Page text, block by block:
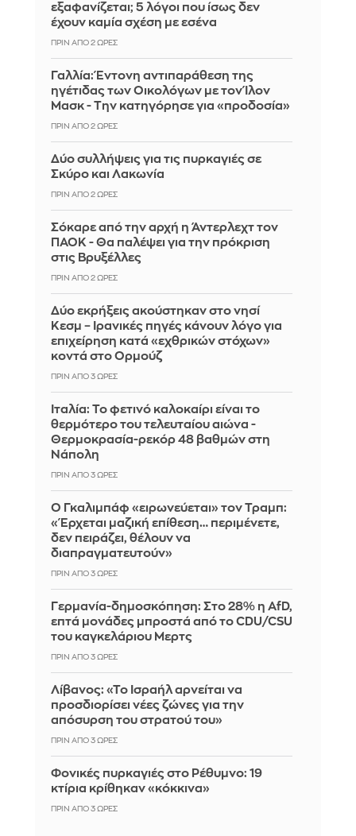
εξαφανίζεται; 5 λόγοι που ίσως δεν
έχουν καμία σχέση με εσένα
ΠΡΙΝ ΑΠΌ 2 ΏΡΕΣ
Γαλλία: Έντονη αντιπαράθεση της
ηγέτιδας των Οικολόγων με τον Ίλον
Μασκ - Την κατηγόρησε για «προδοσία»
ΠΡΙΝ ΑΠΌ 2 ΏΡΕΣ
Δύο συλλήψεις για τις πυρκαγιές σε
Σκύρο και Λακωνία
ΠΡΙΝ ΑΠΌ 2 ΏΡΕΣ
Σόκαρε από την αρχή η Άντερλεχτ τον
ΠΑΟΚ - Θα παλέψει για την πρόκριση
στις Βρυξέλλες
ΠΡΙΝ ΑΠΌ 2 ΏΡΕΣ
Δύο εκρήξεις ακούστηκαν στο νησί
Κεσμ – Ιρανικές πηγές κάνουν λόγο για
επιχείρηση κατά «εχθρικών στόχων»
κοντά στο Ορμούζ
ΠΡΙΝ ΑΠΌ 3 ΏΡΕΣ
Ιταλία: To φετινό καλοκαίρι είναι το
θερμότερο του τελευταίου αιώνα -
Θερμοκρασία-ρεκόρ 48 βαθμών στη
Νάπολη
ΠΡΙΝ ΑΠΌ 3 ΏΡΕΣ
Ο Γκαλιμπάφ «ειρωνεύεται» τον Τραμπ:
«Έρχεται μαζική επίθεση… περιμένετε,
δεν πειράζει, θέλουν να
διαπραγματευτούν»
ΠΡΙΝ ΑΠΌ 3 ΏΡΕΣ
Γερμανία-δημοσκόπηση: Στο 28% η AfD,
επτά μονάδες μπροστά από το CDU/CSU
του καγκελάριου Μερτς
ΠΡΙΝ ΑΠΌ 3 ΏΡΕΣ
Λίβανος: «Το Ισραήλ αρνείται να
προσδιορίσει νέες ζώνες για την
απόσυρση του στρατού του»
ΠΡΙΝ ΑΠΌ 3 ΏΡΕΣ
Φονικές πυρκαγιές στο Ρέθυμνο: 19
κτίρια κρίθηκαν «κόκκινα»
ΠΡΙΝ ΑΠΌ 3 ΏΡΕΣ